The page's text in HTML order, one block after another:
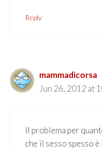
Reply
mammadicorsa
Jun 26, 2012 at
Il problema per
che il sesso spesso